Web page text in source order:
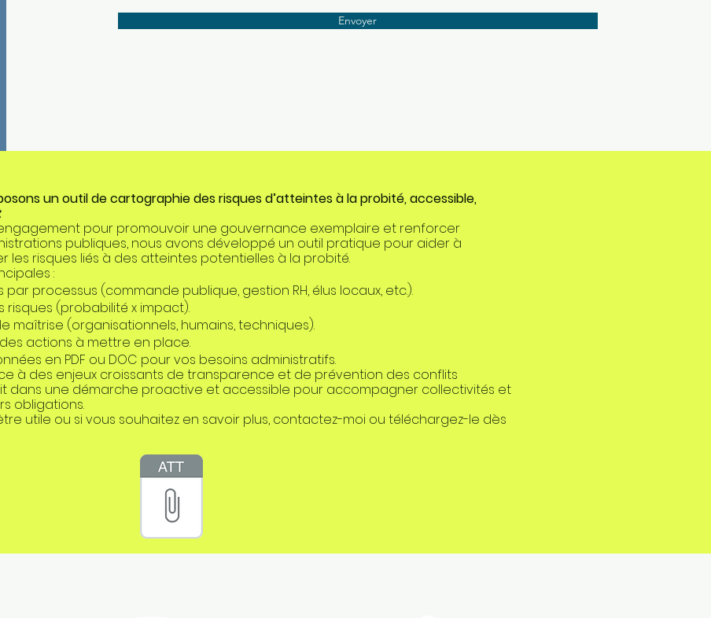
Envoyer
un outil de cartographie des risques d’atteintes à la probité, accessible,
pour promouvoir une gouvernance exemplaire et renforcer
publiques, nous avons développé un outil pratique pour aider à
les risques liés à des atteintes potentielles à la probité.
:
processus (commande publique, gestion RH, élus locaux, etc.).
risques (probabilité x impact).
maîtrise (organisationnels, humains, techniques).
actions à mettre en place.
en PDF ou DOC pour vos besoins administratifs.
à des enjeux croissants de transparence et de prévention des conflits
dans une démarche proactive et accessible pour accompagner collectivités et
obligations.
utile ou si vous souhaitez en savoir plus, contactez-moi ou téléchargez-le dès